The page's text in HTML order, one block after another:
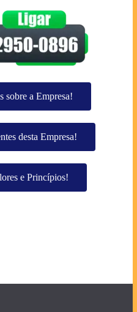
sobre a Empresa!
desta Empresa!
e Princípios!